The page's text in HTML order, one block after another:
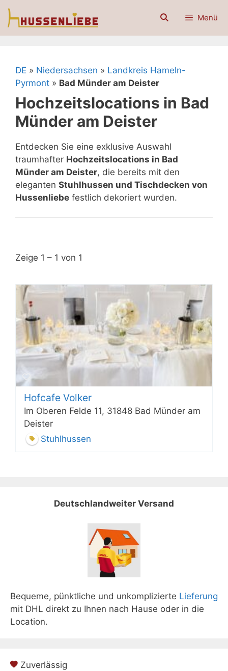
Zum
Inhalt
Menü
DE » Niedersachsen » Landkreis Hameln-
Pyrmont » Bad Münder am Deister
Hochzeitslocations in Bad
Münder am Deister
Entdecken Sie eine exklusive Auswahl
traumhafter Hochzeitslocations in Bad
Münder am Deister, die bereits mit den
eleganten Stuhlhussen und Tischdecken von
Hussenliebe festlich dekoriert wurden.
Zeige 1 – 1 von 1
Hofcafe Volker
Im Oberen Felde 11, 31848 Bad Münder am
Deister
Stuhlhussen
Deutschlandweiter Versand
Bequeme, pünktliche und unkomplizierte Lieferung
mit DHL direkt zu Ihnen nach Hause oder in die
Location.
Zuverlässig